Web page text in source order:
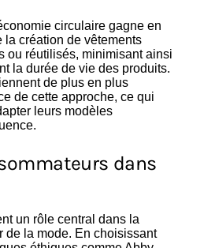
circulaire gagne en
création de vêtements
ou réutilisés, minimisant ainsi
la durée de vie des produits.
de plus en plus
de cette approche, ce qui
leurs modèles
dans
un rôle central dans la
de la mode. En choisissant